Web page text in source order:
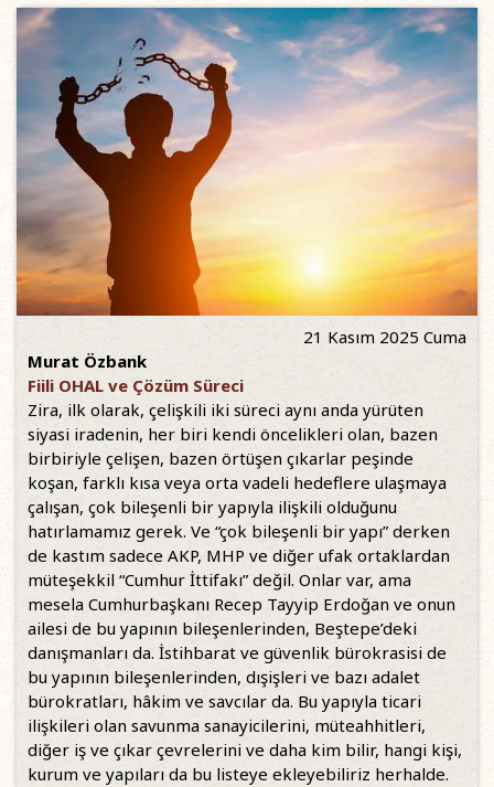
21 Kasım 2025 Cuma
Murat Özbank
Fiili OHAL ve Çözüm Süreci
Zira, ilk olarak, çelişkili iki süreci aynı anda yürüten
siyasi iradenin, her biri kendi öncelikleri olan, bazen
birbiriyle çelişen, bazen örtüşen çıkarlar peşinde
koşan, farklı kısa veya orta vadeli hedeflere ulaşmaya
çalışan, çok bileşenli bir yapıyla ilişkili olduğunu
hatırlamamız gerek. Ve “çok bileşenli bir yapı” derken
de kastım sadece AKP, MHP ve diğer ufak ortaklardan
müteşekkil “Cumhur İttifakı” değil. Onlar var, ama
mesela Cumhurbaşkanı Recep Tayyip Erdoğan ve onun
ailesi de bu yapının bileşenlerinden, Beştepe’deki
danışmanları da. İstihbarat ve güvenlik bürokrasisi de
bu yapının bileşenlerinden, dışişleri ve bazı adalet
bürokratları, hâkim ve savcılar da. Bu yapıyla ticari
ilişkileri olan savunma sanayicilerini, müteahhitleri,
diğer iş ve çıkar çevrelerini ve daha kim bilir, hangi kişi,
kurum ve yapıları da bu listeye ekleyebiliriz herhalde.